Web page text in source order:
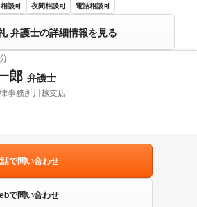
談可 夜間相談可 電話相談可
弁護士の詳細情報を見る
郎 弁護士
事務所川越支店
で問い合わせ
で問い合わせ